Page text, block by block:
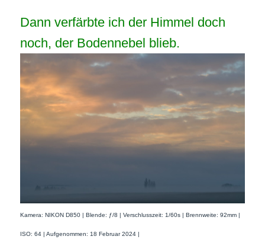
Dann verfärbte ich der Himmel doch
noch, der Bodennebel blieb.
Kamera: NIKON D850 | Blende: ƒ/8 | Verschlusszeit: 1/60s | Brennweite: 92mm |
ISO: 64 | Aufgenommen: 18 Februar 2024 |